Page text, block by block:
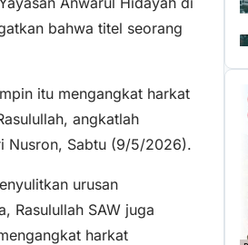
bahwa titel seorang
itu mengangkat harkat
angkatlah
Nusron, Sabtu (9/5/2026).
urusan
Rasulullah SAW juga
harkat